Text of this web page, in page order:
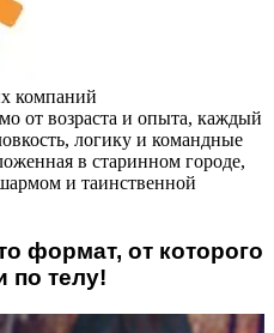
компаний
от возраста и опыта, каждый
логику и командные
в старинном городе,
и таинственной
формат, от которого
по телу!